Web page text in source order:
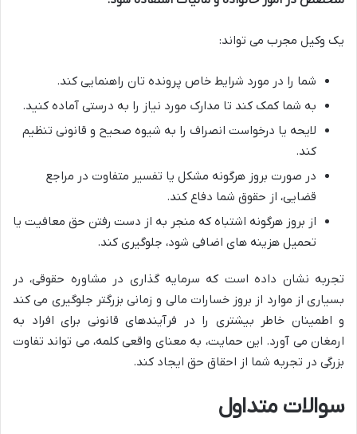
یک وکیل مجرب می تواند:
شما را در مورد شرایط خاص پرونده تان راهنمایی کند.
به شما کمک کند تا مدارک مورد نیاز را به درستی آماده کنید.
لایحه یا درخواست انصراف را به شیوه صحیح و قانونی تنظیم
کند.
در صورت بروز هرگونه مشکل یا تفسیر متفاوت در مراجع
قضایی، از حقوق شما دفاع کند.
از بروز هرگونه اشتباه که منجر به از دست رفتن حق معافیت یا
تحمیل هزینه های اضافی شود، جلوگیری کند.
تجربه نشان داده است که سرمایه گذاری در مشاوره حقوقی، در
بسیاری از موارد از بروز خسارات مالی و زمانی بزرگتر جلوگیری می کند
و اطمینان خاطر بیشتری را در فرآیندهای قانونی برای افراد به
ارمغان می آورد. این حمایت، به معنای واقعی کلمه، می تواند تفاوت
بزرگی در تجربه شما از احقاق حق ایجاد کند.
سوالات متداول